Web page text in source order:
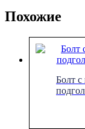
Похожие
Болт с